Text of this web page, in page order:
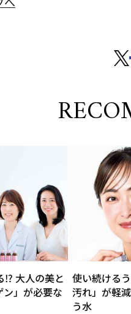
⁉ 大人の美と
」が必要な
使い続ける
汚れ」が軽
う水